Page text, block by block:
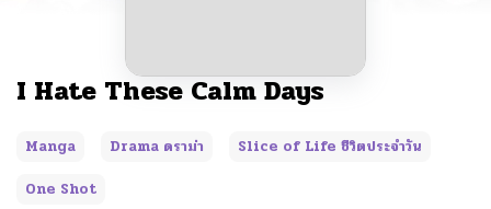
I Hate These Calm Days
Manga Drama ดราม่า
Slice of Life ชีวิตประจำวัน
One Shot